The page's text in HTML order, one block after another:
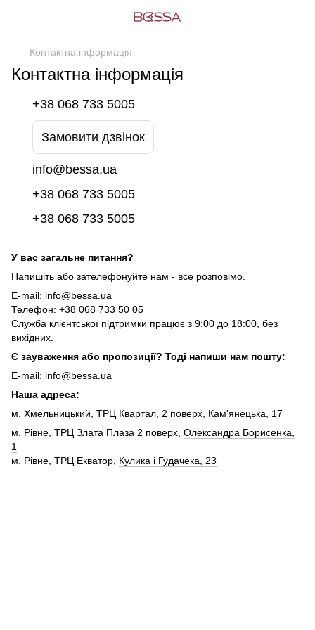
Контактна інформація
Контактна інформація
+38 068 733 5005
Замовити дзвінок
info@bessa.ua
+38 068 733 5005
+38 068 733 5005
У вас загальне питання?
Напишіть або зателефонуйте нам - все розповімо.
E-mail: info@bessa.ua
Телефон: +38 068 733 50 05
Служба клієнтської підтримки працює з 9:00 до 18:00, без
вихідних.
Є зауваження або пропозиції? Тоді напиши нам пошту:
E-mail: info@bessa.ua
Наша адреса:
м. Хмельницький, ТРЦ Квартал, 2 поверх, Кам'янецька, 17
м. Рівне, ТРЦ Злата Плаза 2 поверх, Олександра Борисенка,
1
м. Рівне, ТРЦ Екватор, Кулика і Гудачека, 23